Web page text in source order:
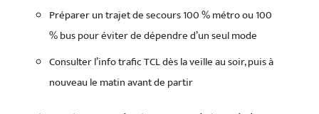
Préparer un trajet de secours 100 % métro ou 100
% bus pour éviter de dépendre d’un seul mode
Consulter l’info trafic TCL dès la veille au soir, puis à
nouveau le matin avant de partir